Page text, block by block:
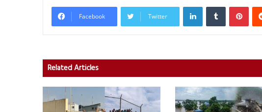
Facebook Twitter
LinkedInTumblr
Related Articles